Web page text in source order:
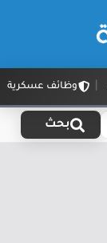
وظائف عسكرية
بحث